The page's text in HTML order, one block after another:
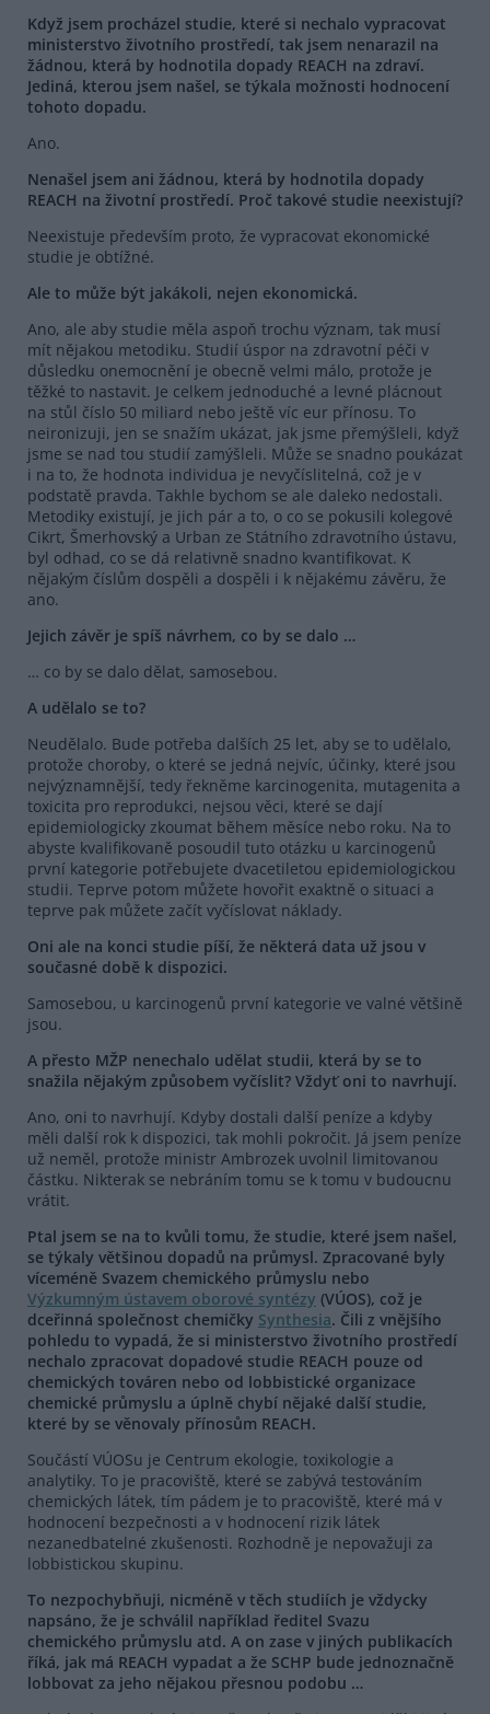
Když jsem procházel studie, které si nechalo vypracovat
ministerstvo životního prostředí, tak jsem nenarazil na
žádnou, která by hodnotila dopady REACH na zdraví.
Jediná, kterou jsem našel, se týkala možnosti hodnocení
tohoto dopadu.
Ano.
Nenašel jsem ani žádnou, která by hodnotila dopady
REACH na životní prostředí. Proč takové studie neexistují?
Neexistuje především proto, že vypracovat ekonomické
studie je obtížné.
Ale to může být jakákoli, nejen ekonomická.
Ano, ale aby studie měla aspoň trochu význam, tak musí
mít nějakou metodiku. Studií úspor na zdravotní péči v
důsledku onemocnění je obecně velmi málo, protože je
těžké to nastavit. Je celkem jednoduché a levné plácnout
na stůl číslo 50 miliard nebo ještě víc eur přínosu. To
neironizuji, jen se snažím ukázat, jak jsme přemýšleli, když
jsme se nad tou studií zamýšleli. Může se snadno poukázat
i na to, že hodnota individua je nevyčíslitelná, což je v
podstatě pravda. Takhle bychom se ale daleko nedostali.
Metodiky existují, je jich pár a to, o co se pokusili kolegové
Cikrt, Šmerhovský a Urban ze Státního zdravotního ústavu,
byl odhad, co se dá relativně snadno kvantifikovat. K
nějakým číslům dospěli a dospěli i k nějakému závěru, že
ano.
Jejich závěr je spíš návrhem, co by se dalo …
… co by se dalo dělat, samosebou.
A udělalo se to?
Neudělalo. Bude potřeba dalších 25 let, aby se to udělalo,
protože choroby, o které se jedná nejvíc, účinky, které jsou
nejvýznamnější, tedy řekněme karcinogenita, mutagenita a
toxicita pro reprodukci, nejsou věci, které se dají
epidemiologicky zkoumat během měsíce nebo roku. Na to
abyste kvalifikovaně posoudil tuto otázku u karcinogenů
první kategorie potřebujete dvacetiletou epidemiologickou
studii. Teprve potom můžete hovořit exaktně o situaci a
teprve pak můžete začít vyčíslovat náklady.
Oni ale na konci studie píší, že některá data už jsou v
současné době k dispozici.
Samosebou, u karcinogenů první kategorie ve valné většině
jsou.
A přesto MŽP nenechalo udělat studii, která by se to
snažila nějakým způsobem vyčíslit? Vždyť oni to navrhují.
Ano, oni to navrhují. Kdyby dostali další peníze a kdyby
měli další rok k dispozici, tak mohli pokročit. Já jsem peníze
už neměl, protože ministr Ambrozek uvolnil limitovanou
částku. Nikterak se nebráním tomu se k tomu v budoucnu
vrátit.
Ptal jsem se na to kvůli tomu, že studie, které jsem našel,
se týkaly většinou dopadů na průmysl. Zpracované byly
víceméně Svazem chemického průmyslu nebo
Výzkumným ústavem oborové syntézy (VÚOS), což je
dceřinná společnost chemičky Synthesia. Čili z vnějšího
pohledu to vypadá, že si ministerstvo životního prostředí
nechalo zpracovat dopadové studie REACH pouze od
chemických továren nebo od lobbistické organizace
chemické průmyslu a úplně chybí nějaké další studie,
které by se věnovaly přínosům REACH.
Součástí VÚOSu je Centrum ekologie, toxikologie a
analytiky. To je pracoviště, které se zabývá testováním
chemických látek, tím pádem je to pracoviště, které má v
hodnocení bezpečnosti a v hodnocení rizik látek
nezanedbatelné zkušenosti. Rozhodně je nepovažuji za
lobbistickou skupinu.
To nezpochybňuji, nicméně v těch studiích je vždycky
napsáno, že je schválil například ředitel Svazu
chemického průmyslu atd. A on zase v jiných publikacích
říká, jak má REACH vypadat a že SCHP bude jednoznačně
lobbovat za jeho nějakou přesnou podobu …